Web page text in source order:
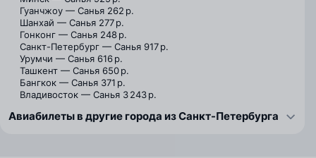
Гуанчжоу — Санья 262 р.
Шанхай — Санья 277 р.
Гонконг — Санья 248 р.
Санкт-Петербург — Санья 917 р.
Урумчи — Санья 616 р.
Ташкент — Санья 650 р.
Бангкок — Санья 371 р.
Владивосток — Санья 3 243 р.
Авиабилеты в другие города из Санкт-Петербурга